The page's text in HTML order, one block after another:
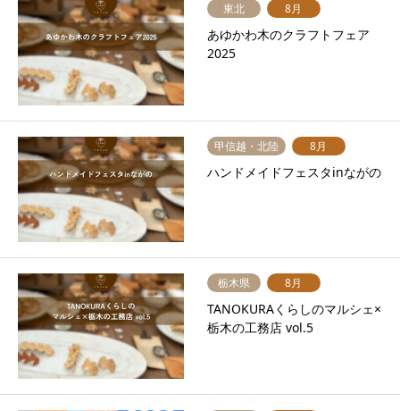
東北 8月
あゆかわ木のクラフトフェア
2025
甲信越・北陸 8月
ハンドメイドフェスタinながの
栃木県 8月
TANOKURAくらしのマルシェ×
栃木の工務店 vol.5